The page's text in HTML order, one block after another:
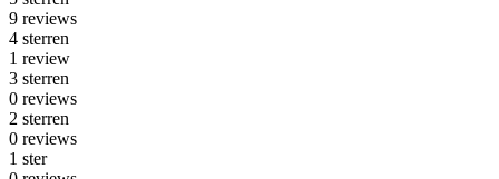
9 reviews
4 sterren
1 review
3 sterren
0 reviews
2 sterren
0 reviews
1 ster